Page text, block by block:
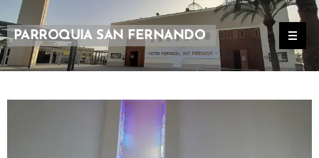
PARROQUIA SAN FERNANDO